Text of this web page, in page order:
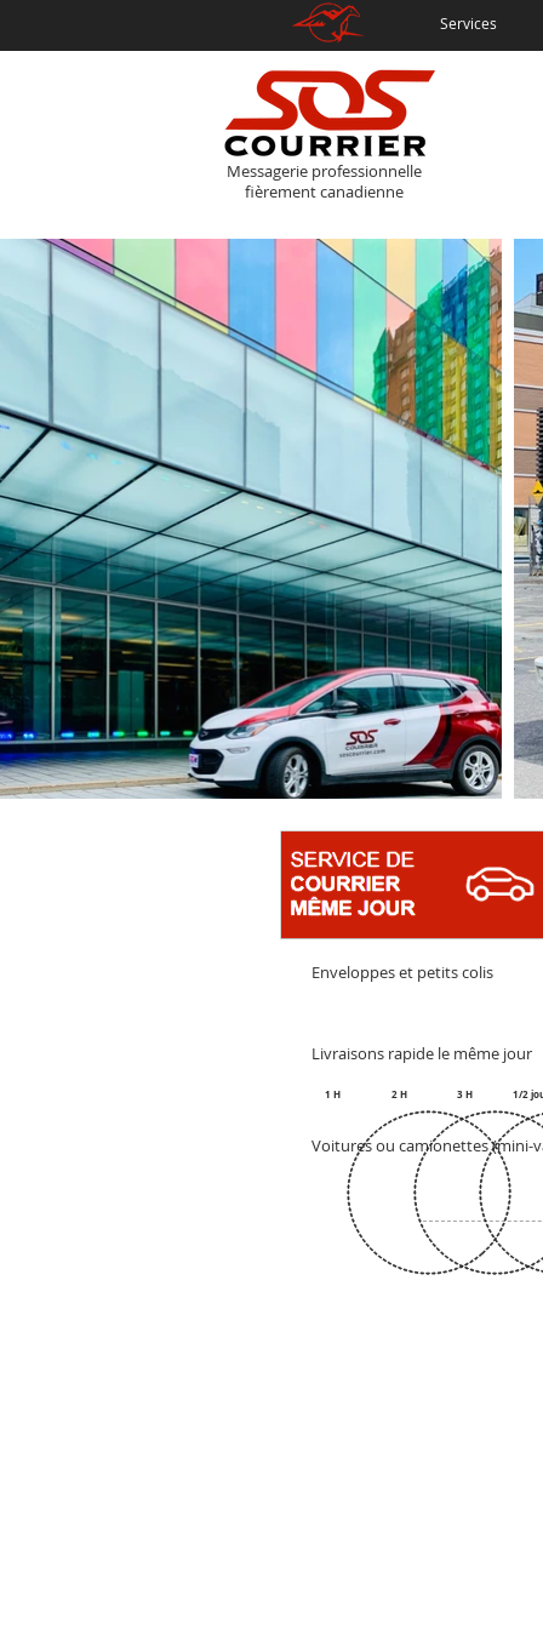
Services
Messagerie professionnelle
fièrement canadienne
Enveloppes et petits colis
Livraisons rapide le même jour
1 H 2 H 3 H 1/2
Voitures ou camionettes (mini-